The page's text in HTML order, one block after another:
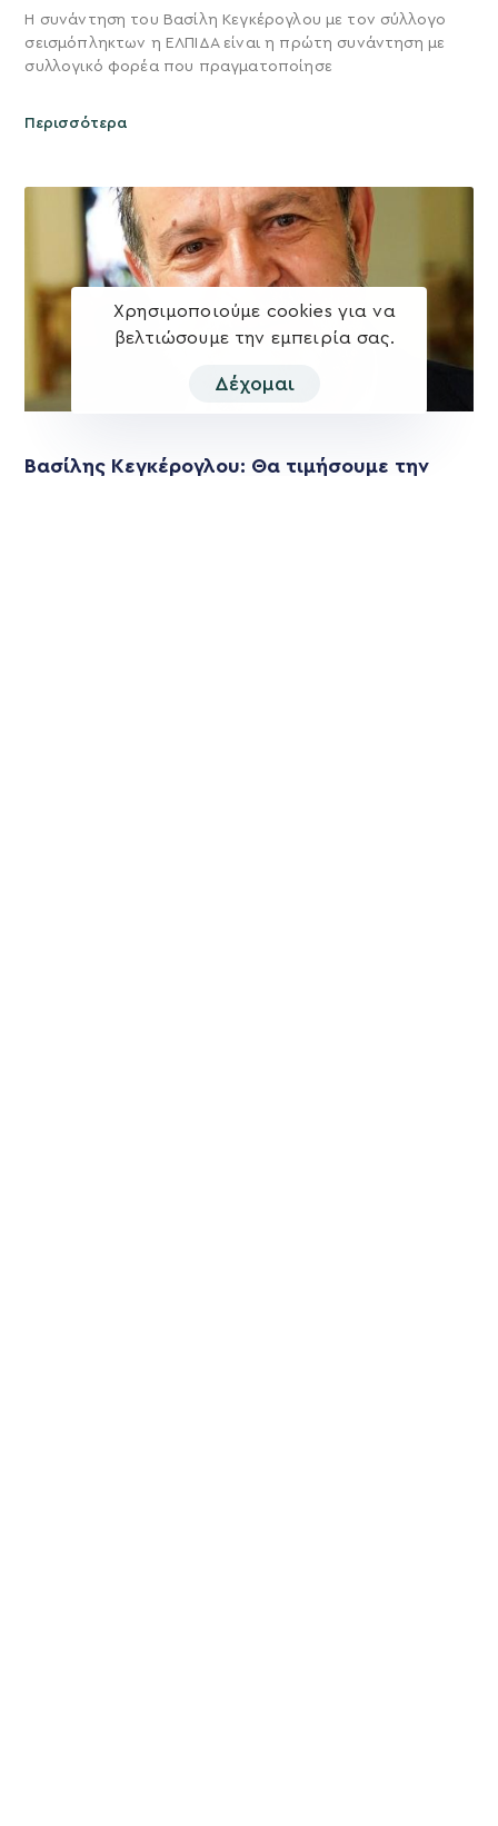
Η συνάντηση του Βασίλη Κεγκέρογλου με τον σύλλογο
σεισμόπληκτων η ΕΛΠΙΔΑ είναι η πρώτη συνάντηση με
συλλογικό φορέα που πραγματοποίησε
Περισσότερα
Βασίλης Κεγκέρογλου: Θα τιμήσουμε την
Χρησιμοποιούμε cookies για να
βελτιώσουμε την εμπειρία σας.
Δέχομαι